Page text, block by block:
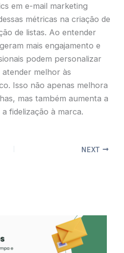
em e-mail marketing
métricas na criação de
de listas. Ao entender
mais engajamento e
podem personalizar
melhor às
Isso não apenas melhora
mas também aumenta a
fidelização à marca.
NEXT